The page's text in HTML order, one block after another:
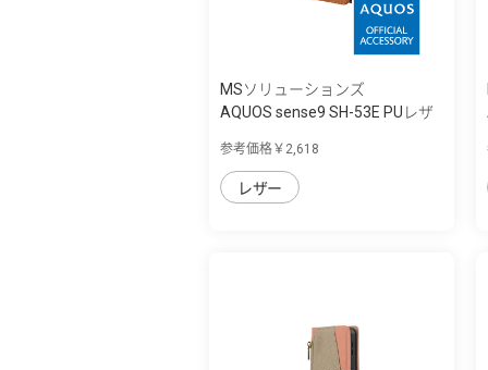
MSソリューションズ
AQUOS sense9 SH-53E PUレザ
参考価格￥2,618
レザー